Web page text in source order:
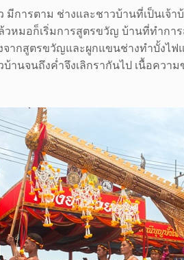
การตาม ช่างและชาวบ้านที่เป็นเ
วหมอก็เริ่มการสูตรขวัญ บ้านที่ทำ
ากสูตรขวัญและผูกแขนช่างทำบั้งไ
บ้านจนถึงค่ำจึงเลิกรากันไป เนื้อค